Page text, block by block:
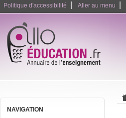
Politique d'accessibilité Aller au menu
NAVIGATION